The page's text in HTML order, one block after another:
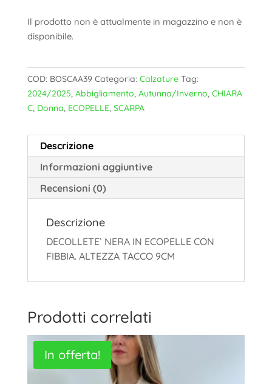
Il prodotto non è attualmente in magazzino e non è
disponibile.
COD: BOSCAA39 Categoria: Calzature Tag:
2024/2025, Abbigliamento, Autunno/Inverno, CHIARA
C, Donna, ECOPELLE, SCARPA
Descrizione
Informazioni aggiuntive
Recensioni (0)
Descrizione
DECOLLETE’ NERA IN ECOPELLE CON
FIBBIA. ALTEZZA TACCO 9CM
Prodotti correlati
In offerta!